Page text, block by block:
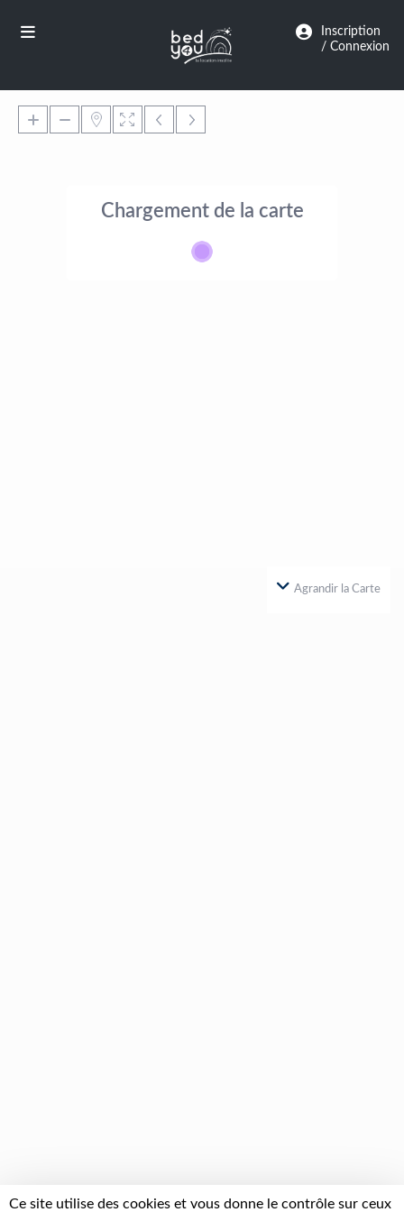
Inscription
/ Connexion
Chargement de la carte
Agrandir la Carte
Ce site utilise des cookies et vous donne le contrôle sur ceux